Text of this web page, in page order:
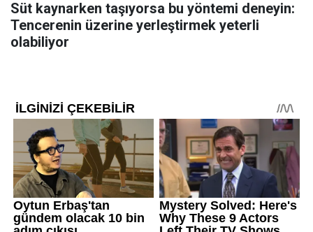
Süt kaynarken taşıyorsa bu yöntemi deneyin:
Tencerenin üzerine yerleştirmek yeterli
olabiliyor